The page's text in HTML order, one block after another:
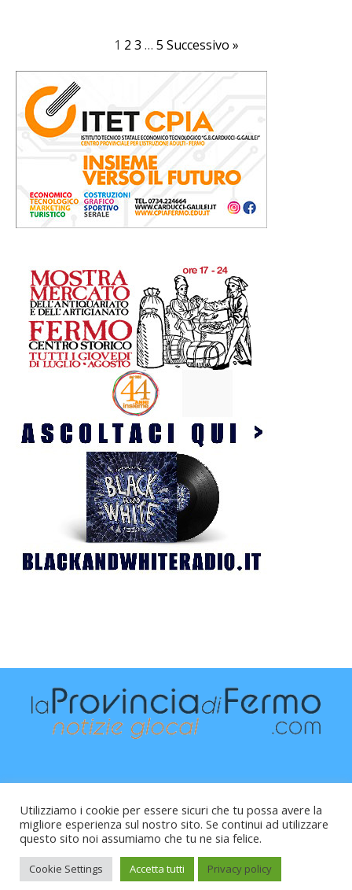
1 2 3 … 5 Successivo »
Raffaele Vitali - via Leopardi 10 - 61121 Pesaro (PU) -
Cod.Fisc VTLRFL77B02L500Y - Testata giornalistica, aut.
Utilizziamo i cookie per essere sicuri che tu possa avere la
migliore esperienza sul nostro sito. Se continui ad utilizzare
questo sito noi assumiamo che tu ne sia felice.
Cookie Settings Accetta tutti Privacy policy